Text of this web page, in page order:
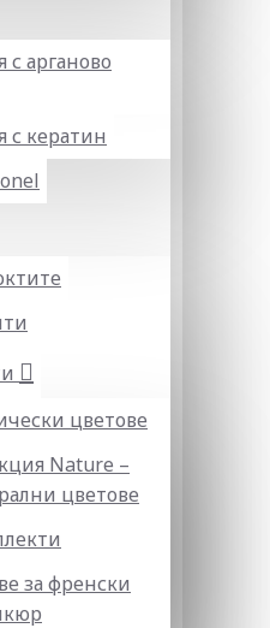
с арганово
с кератин
цветове
Nature –
цветове
за френски